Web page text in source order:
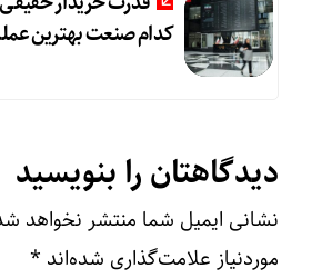
کدام صنعت بهترین
دیدگاهتان را بنویسید
نشانی ایمیل شما منتشر نخواهد
موردنیاز علامت‌گذاری شده‌اند *